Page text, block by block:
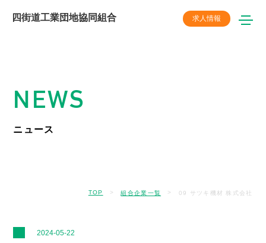
四街道工業団地協同組合 求人情報
NEWS
ニュース
TOP >組合企業一覧 > 09 サツキ機材 株式会社
2024-05-22